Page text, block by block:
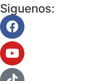
Siguenos: